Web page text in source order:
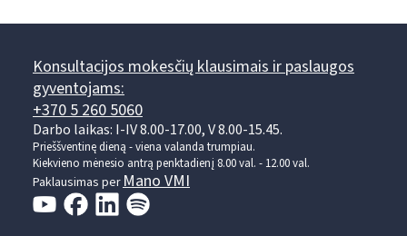
Konsultacijos mokesčių klausimais ir paslaugos
gyventojams:
+370 5 260 5060
Darbo laikas: I-IV 8.00-17.00, V 8.00-15.45.
Prieššventinę dieną - viena valanda trumpiau.
Kiekvieno mėnesio antrą penktadienį 8.00 val. - 12.00 val.
Paklausimas perMano VMI